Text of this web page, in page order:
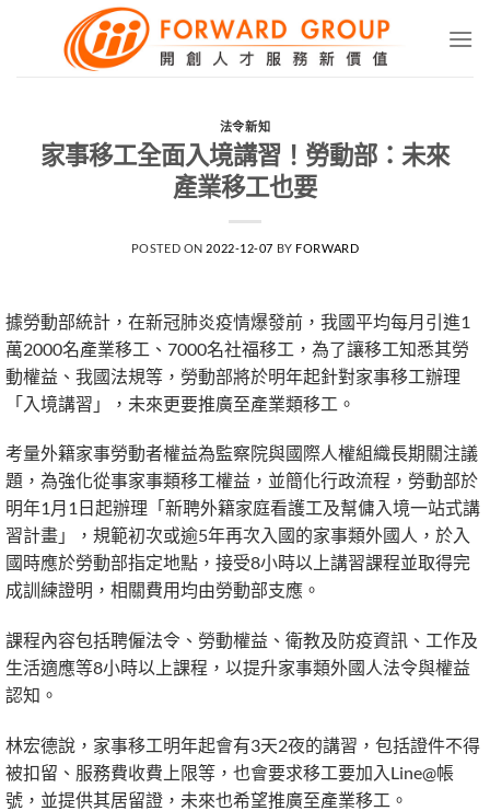
法令新知
家事移工全面入境講習！勞動部：未來
產業移工也要
POSTED ON 2022-12-07 BY FORWARD
據勞動部統計，在新冠肺炎疫情爆發前，我國平均每月引進1
萬2000名產業移工、7000名社福移工，為了讓移工知悉其勞
動權益、我國法規等，勞動部將於明年起針對家事移工辦理
「入境講習」，未來更要推廣至產業類移工。
考量外籍家事勞動者權益為監察院與國際人權組織長期關注議
題，為強化從事家事類移工權益，並簡化行政流程，勞動部於
明年1月1日起辦理「新聘外籍家庭看護工及幫傭入境一站式講
習計畫」，規範初次或逾5年再次入國的家事類外國人，於入
國時應於勞動部指定地點，接受8小時以上講習課程並取得完
成訓練證明，相關費用均由勞動部支應。
課程內容包括聘僱法令、勞動權益、衛教及防疫資訊、工作及
生活適應等8小時以上課程，以提升家事類外國人法令與權益
認知。
林宏德說，家事移工明年起會有3天2夜的講習，包括證件不得
被扣留、服務費收費上限等，也會要求移工要加入Line@帳
號，並提供其居留證，未來也希望推廣至產業移工。